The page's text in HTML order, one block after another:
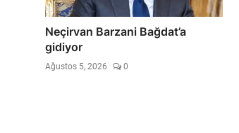
Neçirvan Barzani Bağdat’a
gidiyor
Ağustos 5, 2026 0